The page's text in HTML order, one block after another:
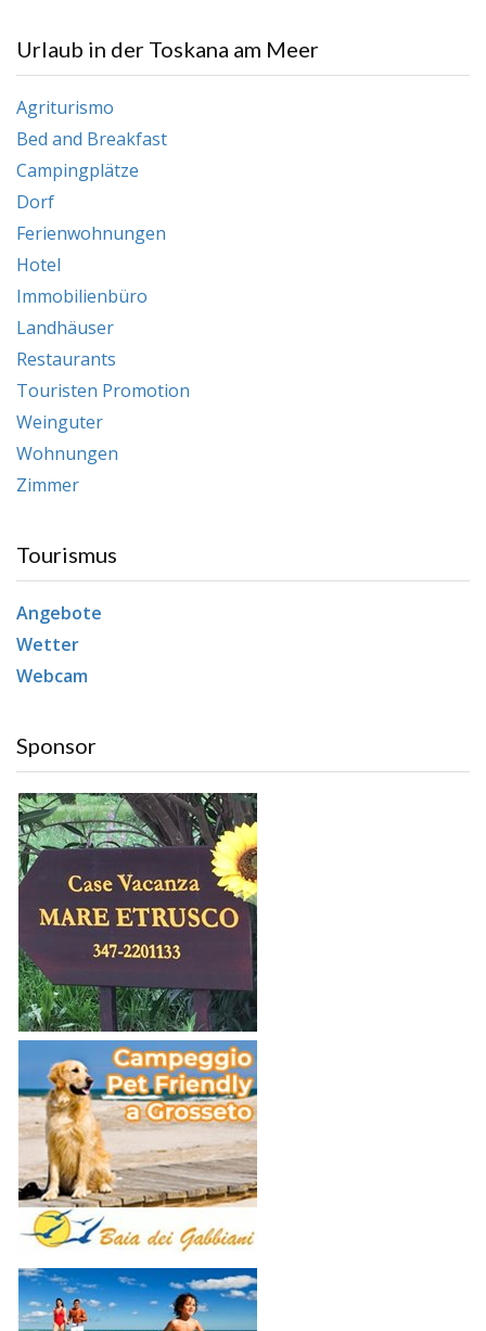
Urlaub in der Toskana am Meer
Agriturismo
Bed and Breakfast
Campingplätze
Dorf
Ferienwohnungen
Hotel
Immobilienbüro
Landhäuser
Restaurants
Touristen Promotion
Weinguter
Wohnungen
Zimmer
Tourismus
Angebote
Wetter
Webcam
Sponsor